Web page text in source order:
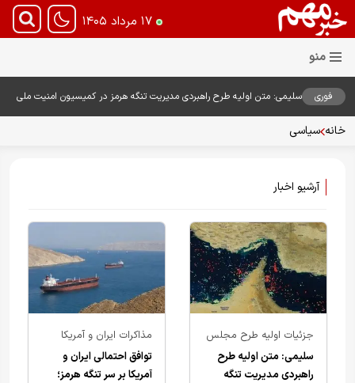
۱۷ مرداد ۱۴۰۵
فوری
سلیمی: متن اولیه طرح راهبردی مدیریت تنگه هرمز در کمیسیون امنیت ملی
خانه سیاسی
آرشیو اخبار
جزئیات اولیه طرح مجلس
درباره تنگه هرمز
سلیمی: متن اولیه طرح
راهبردی مدیریت تنگه
مذاکرات ایران و آمریکا
درباره بازگشایی تنگه هرمز
توافق احتمالی ایران و
آمریکا بر سر تنگه هرمز؛